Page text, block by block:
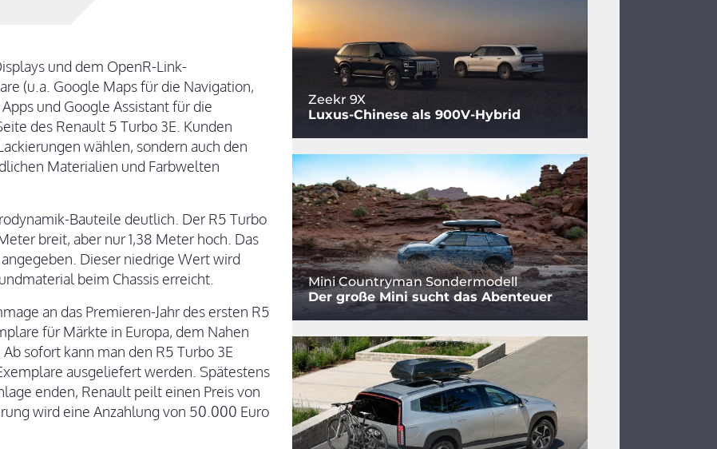
und dem OpenR-Link-
(u.a. Google Maps für die Navigation,
und Google Assistant für die
des Renault 5 Turbo 3E. Kunden
wählen, sondern auch den
Materialien und Farbwelten
Bauteile deutlich. Der R5 Turbo
breit, aber nur 1,38 Meter hoch. Das
Dieser niedrige Wert wird
beim Chassis erreicht.
an das Premieren-Jahr des ersten R5
für Märkte in Europa, dem Nahen
sofort kann man den R5 Turbo 3E
ausgeliefert werden. Spätestens
enden, Renault peilt einen Preis von
wird eine Anzahlung von 50.000 Euro
Zeekr 9X
Luxus-Chinese als 900V-Hybrid
Mini Countryman Sondermodell
Der große Mini sucht das Abenteuer